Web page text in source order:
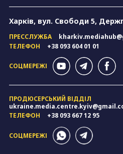
Харків, вул. Свободи 5,
ПРЕССЛУЖБА
ТЕЛЕФОН
+38 093 604 01 01
СОЦМЕРЕЖІ
ПРОДЮСЕРСЬКИЙ ВІДДІЛ
ТЕЛЕФОН
+38 093 667 12 95
СОЦМЕРЕЖІ